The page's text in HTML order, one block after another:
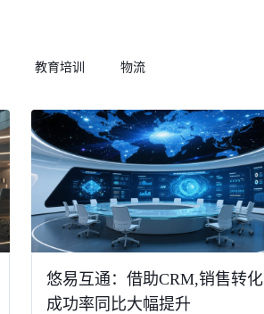
教育培训 物流
悠易互通：借助CRM,销售转化
成功率同比大幅提升